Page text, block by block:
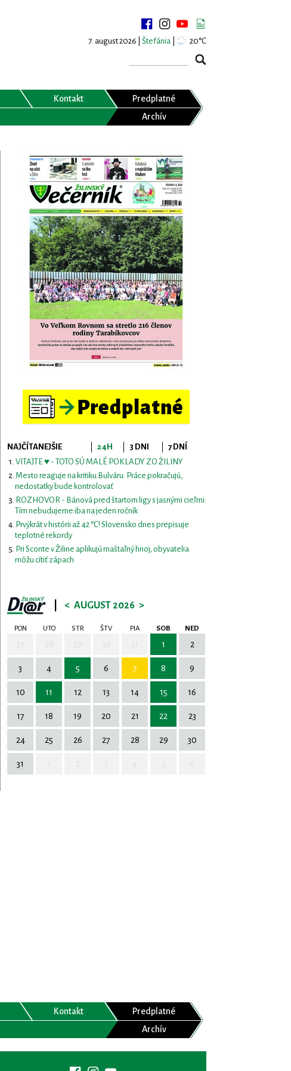
7. august 2026 | Štefánia 20°C
Kontakt
Predplatné
Archív
NAJČÍTANEJŠIE 24H 3 DNI
7 DNÍ
VITAJTE ♥ - TOTO SÚ MALÉ POKLADY ZO ŽILINY
Mesto reaguje na kritiku Bulváru: Práce pokračujú,
nedostatky bude kontrolovať
ROZHOVOR - Bánová pred štartom ligy s jasnými cieľmi:
Tím nebudujeme iba na jeden ročník
Prvýkrát v histórii až 42 °C! Slovensko dnes prepisuje
teplotné rekordy
Pri Sconte v Žiline aplikujú maštaľný hnoj, obyvatelia
môžu cítiť zápach
< AUGUST 2026 >
PON UTO STR ŠTV PIA SOB NED
1 2
3 4 5 6 7 8 9
10 11 12 13 14 15 16
17 18 19 20 21 22 23
24 25 26 27 28 29 30
31
Kontakt
Predplatné
Archív